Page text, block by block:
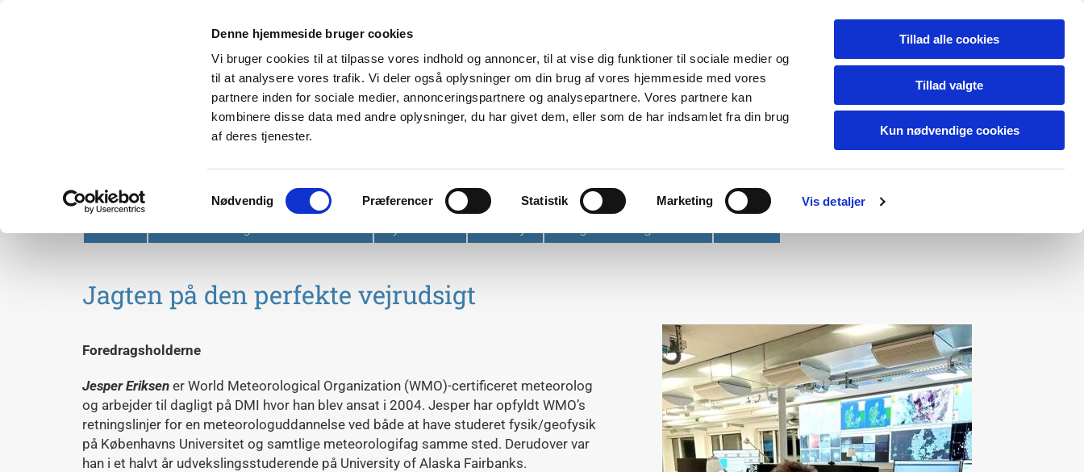
Denne hjemmeside bruger cookies
Vi bruger cookies til at tilpasse vores indhold og annoncer, til at vise dig funktioner til sociale medier og
til at analysere vores trafik. Vi deler også oplysninger om din brug af vores hjemmeside med vores
partnere inden for sociale medier, annonceringspartnere og analysepartnere. Vores partnere kan
kombinere disse data med andre oplysninger, du har givet dem, eller som de har indsamlet fra din brug
af deres tjenester.
Nødvendig Præferencer Statistik Marketing Vis detaljer
Tillad alle cookies
Tillad valgte
Kun nødvendige cookies
Jagten på den perfekte vejrudsigt
Foredragsholderne
Jesper Eriksen er World Meteorological Organization (WMO)-certificeret meteorolog
og arbejder til dagligt på DMI hvor han blev ansat i 2004. Jesper har opfyldt WMO’s
retningslinjer for en meteorologuddannelse ved både at have studeret fysik/geofysik
på Københavns Universitet og samtlige meteorologifag samme sted. Derudover var
han i et halvt år udvekslingsstuderende på University of Alaska Fairbanks.